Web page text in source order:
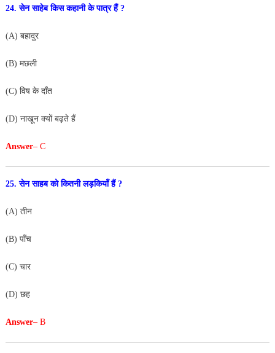
24. सेन साहेब किस कहानी के पात्र हैं ?
(A) बहादुर
(B) मछली
(C) विष के दाँत
(D) नाखून क्यों बढ़ते हैं
Answer– C
25. सेन साहब को कितनी लड़कियाँ हैं ?
(A) तीन
(B) पाँच
(C) चार
(D) छह
Answer– B